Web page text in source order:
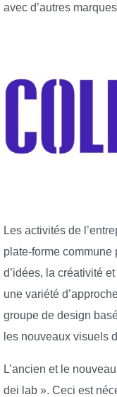
avec d’autres
Les activités de
plate-forme commune
d’idées, la créativité
une variété
groupe de design
les nouveaux visuels
L’ancien et le
dei lab ». Ceci est